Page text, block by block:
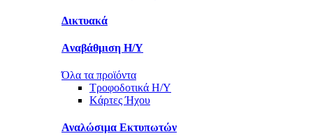
Δικτυακά
Aναβάθμιση Η/Υ
Όλα τα προϊόντα
Τροφοδοτικά Η/Υ
Kάρτες Ήχου
Αναλώσιμα Εκτυπωτών